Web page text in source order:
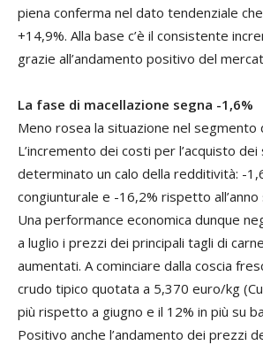
piena conferma nel dato tendenziale
+14,9%. Alla base c’è il consistente
grazie all’andamento positivo del
La fase di macellazione segna -1,6%
Meno rosea la situazione nel segmento
L’incremento dei costi per l’acquisto dei
determinato un calo della redditività: -
congiunturale e -16,2% rispetto all’anno
Una performance economica dunque
a luglio i prezzi dei principali tagli di
aumentati. A cominciare dalla coscia
crudo tipico quotata a 5,370 euro/kg
più rispetto a giugno e il 12% in più su
Positivo anche l’andamento dei prezzi